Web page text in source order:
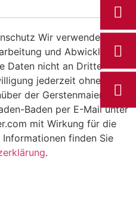
Wir verwenden Ihre
und Abwicklung
Daten nicht an Dritte
jederzeit ohne
der Gerstenmaier AZ
Baden per E-Mail unter
mit Wirkung für die
finden Sie
.